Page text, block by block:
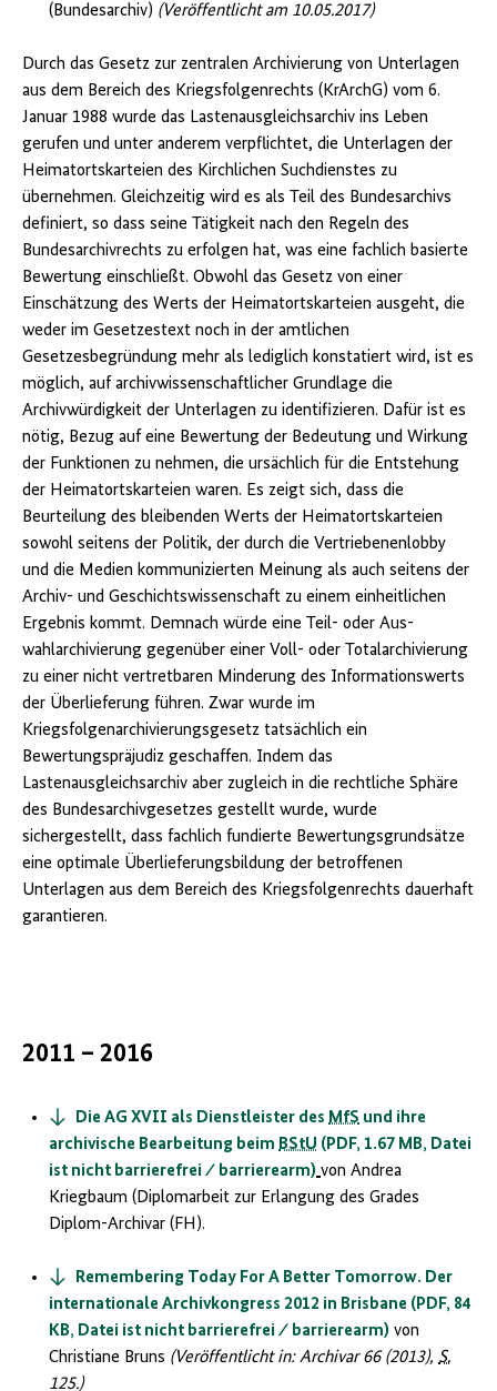
(Bundesarchiv) (Veröffentlicht am 10.05.2017)
Durch das Gesetz zur zentralen Archivierung von Unterlagen
aus dem Bereich des Kriegsfolgenrechts (KrArchG) vom 6.
Januar 1988 wurde das Lastenausgleichsarchiv ins Leben
gerufen und unter anderem verpflichtet, die Unterlagen der
Heimatortskarteien des Kirchlichen Suchdienstes zu
übernehmen. Gleichzeitig wird es als Teil des Bundesarchivs
definiert, so dass seine Tätigkeit nach den Regeln des
Bundesarchivrechts zu erfolgen hat, was eine fachlich basierte
Bewertung einschließt. Obwohl das Gesetz von einer
Einschätzung des Werts der Heimatortskarteien ausgeht, die
weder im Gesetzestext noch in der amtlichen
Gesetzesbegründung mehr als lediglich konstatiert wird, ist es
möglich, auf archivwissenschaftlicher Grundlage die
Archivwürdigkeit der Unterlagen zu identifizieren. Dafür ist es
nötig, Bezug auf eine Bewertung der Bedeutung und Wirkung
der Funktionen zu nehmen, die ursächlich für die Entstehung
der Heimatortskarteien waren. Es zeigt sich, dass die
Beurteilung des bleibenden Werts der Heimatortskarteien
sowohl seitens der Politik, der durch die Vertriebenenlobby
und die Medien kommunizierten Meinung als auch seitens der
Archiv- und Geschichtswissenschaft zu einem einheitlichen
Ergebnis kommt. Demnach würde eine Teil- oder Aus-
wahlarchivierung gegenüber einer Voll- oder Totalarchivierung
zu einer nicht vertretbaren Minderung des Informationswerts
der Überlieferung führen. Zwar wurde im
Kriegsfolgenarchivierungsgesetz tatsächlich ein
Bewertungspräjudiz geschaffen. Indem das
Lastenausgleichsarchiv aber zugleich in die rechtliche Sphäre
des Bundesarchivgesetzes gestellt wurde, wurde
sichergestellt, dass fachlich fundierte Bewertungsgrundsätze
eine optimale Überlieferungsbildung der betroffenen
Unterlagen aus dem Bereich des Kriegsfolgenrechts dauerhaft
garantieren.
2011 – 2016
Die AG XVII als Dienstleister des MfS und ihre
archivische Bearbeitung beim BStU (PDF, 1.67 MB, Datei
ist nicht barrierefrei ⁄ barrierearm) von Andrea
Kriegbaum (Diplomarbeit zur Erlangung des Grades
Diplom-Archivar (FH).
Remembering Today For A Better Tomorrow. Der
internationale Archivkongress 2012 in Brisbane (PDF, 84
KB, Datei ist nicht barrierefrei ⁄ barrierearm) von
Christiane Bruns (Veröffentlicht in: Archivar 66 (2013), S.
125.)